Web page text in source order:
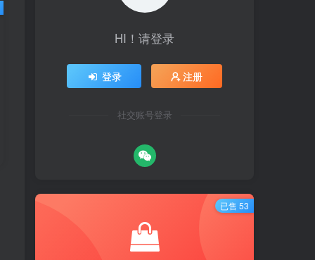
HI！请登录
登录 注册
社交账号登录
已售 53
HI！请登录
登录 注册
社交账号登录
已售 53